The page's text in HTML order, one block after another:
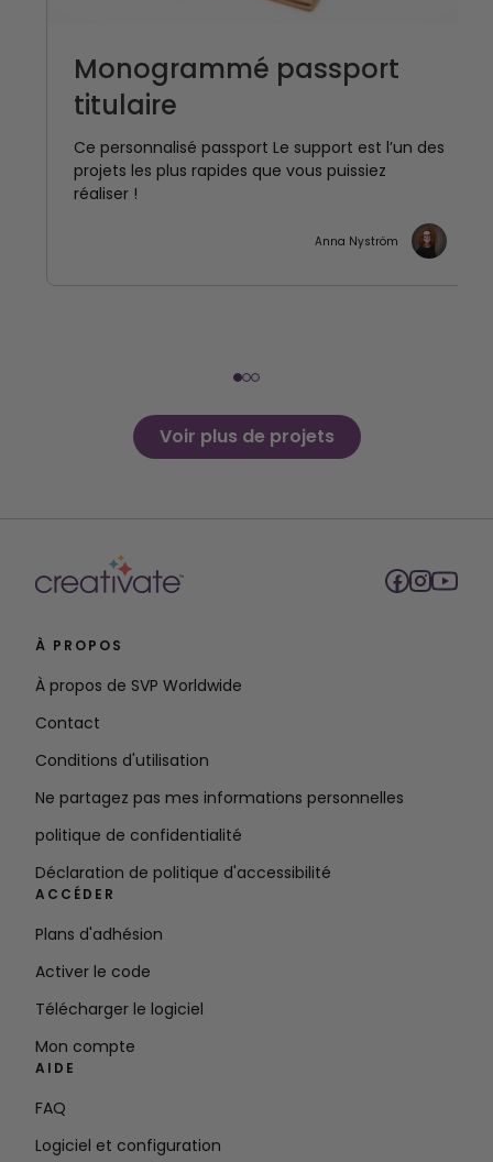
Monogrammé passport
titulaire
Ce personnalisé passport Le support est l’un des
projets les plus rapides que vous puissiez
réaliser !
Anna Nyström
Voir plus de projets
À PROPOS
À propos de SVP Worldwide
Contact
Conditions d'utilisation
Ne partagez pas mes informations personnelles
politique de confidentialité
Déclaration de politique d'accessibilité
ACCÉDER
Plans d'adhésion
Activer le code
Télécharger le logiciel
Mon compte
AIDE
FAQ
Logiciel et configuration